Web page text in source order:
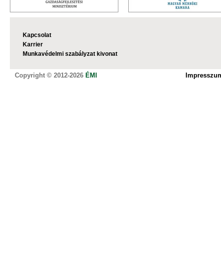
Kapcsolat
Karrier
Munkavédelmi szabályzat kivonat
Copyright © 2012-2026 ÉMI